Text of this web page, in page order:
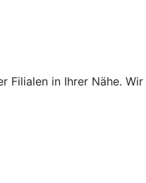
Filialen in Ihrer Nähe. Wir